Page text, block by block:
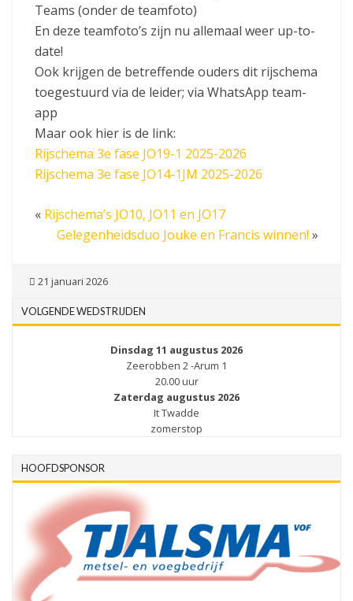
Teams (onder de teamfoto)
En deze teamfoto’s zijn nu allemaal weer up-to-
date!
Ook krijgen de betreffende ouders dit rijschema
toegestuurd via de leider; via WhatsApp team-
app
Maar ook hier is de link:
Rijschema 3e fase JO19-1 2025-2026
Rijschema 3e fase JO14-1JM 2025-2026
« Rijschema’s JO10, JO11 en JO17
Gelegenheidsduo Jouke en Francis winnen! »
21 januari 2026
VOLGENDE WEDSTRIJDEN
Dinsdag 11 augustus 2026
Zeerobben 2 -Arum 1
20.00 uur
Zaterdag augustus 2026
It Twadde
zomerstop
HOOFDSPONSOR